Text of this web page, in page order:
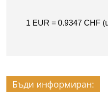
Бъди информиран: